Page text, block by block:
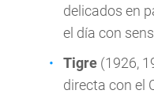
delicados en
el día con
Tigre (1926,
directa con el